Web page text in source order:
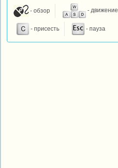
- обзор - движение
- присесть - пауза